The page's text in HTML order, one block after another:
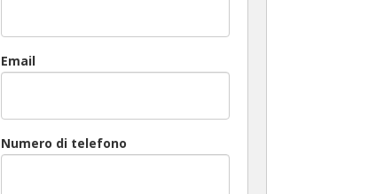
Email
Numero di telefono